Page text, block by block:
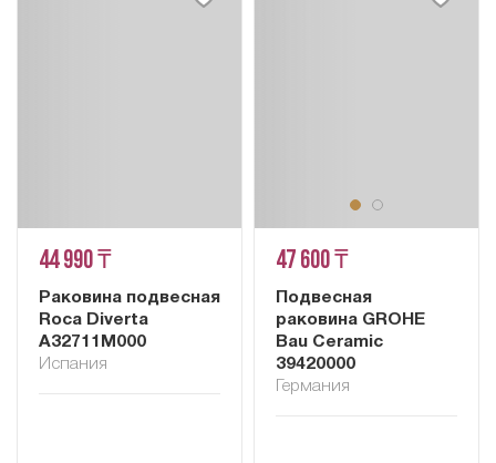
44 990 ₸
Раковина подвесная
Roca Diverta
A32711M000
Испания
47 600 ₸
Подвесная
раковина GROHE
Bau Ceramic
39420000
Германия